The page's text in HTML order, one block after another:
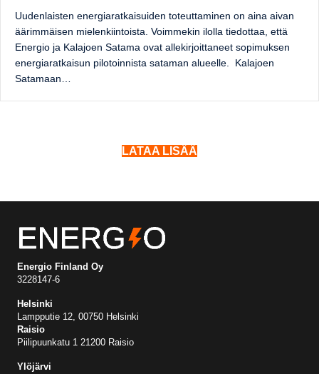
Uudenlaisten energiaratkaisuiden toteuttaminen on aina aivan
äärimmäisen mielenkiintoista. Voimmekin ilolla tiedottaa, että
Energio ja Kalajoen Satama ovat allekirjoittaneet sopimuksen
energiaratkaisun pilotoinnista sataman alueelle. Kalajoen
Satamaan…
LATAA LISÄÄ
Energio Finland Oy
3228147-6
Helsinki
Lampputie 12, 00750 Helsinki
Raisio
Piilipuunkatu 1 21200 Raisio
Ylöjärvi